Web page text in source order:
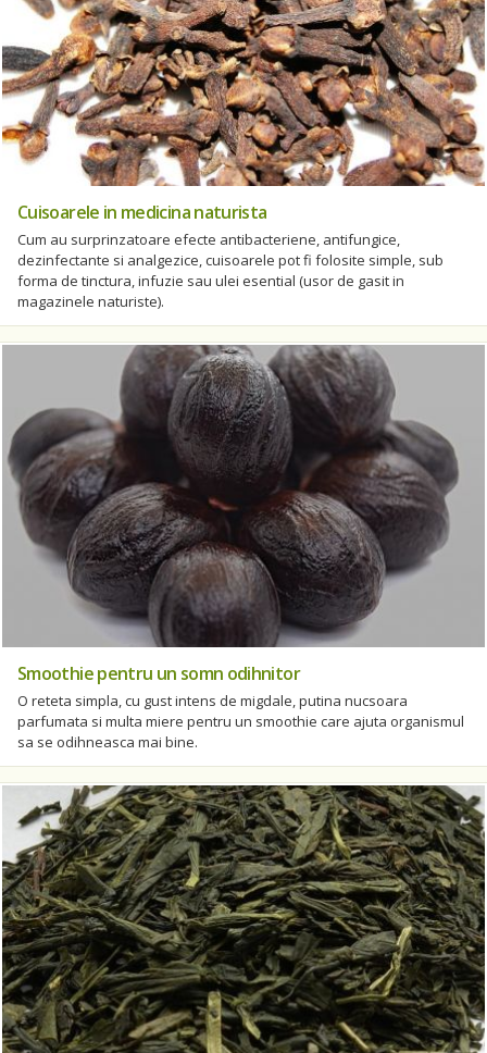
Cuisoarele in medicina naturista
Cum au surprinzatoare efecte antibacteriene, antifungice,
dezinfectante si analgezice, cuisoarele pot fi folosite simple, sub
forma de tinctura, infuzie sau ulei esential (usor de gasit in
magazinele naturiste).
Smoothie pentru un somn odihnitor
O reteta simpla, cu gust intens de migdale, putina nucsoara
parfumata si multa miere pentru un smoothie care ajuta organismul
sa se odihneasca mai bine.